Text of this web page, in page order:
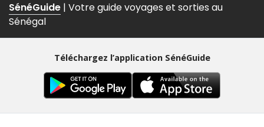
SénéGuide | Votre guide voyages et sorties au
Sénégal
Téléchargez l’application SénéGuide